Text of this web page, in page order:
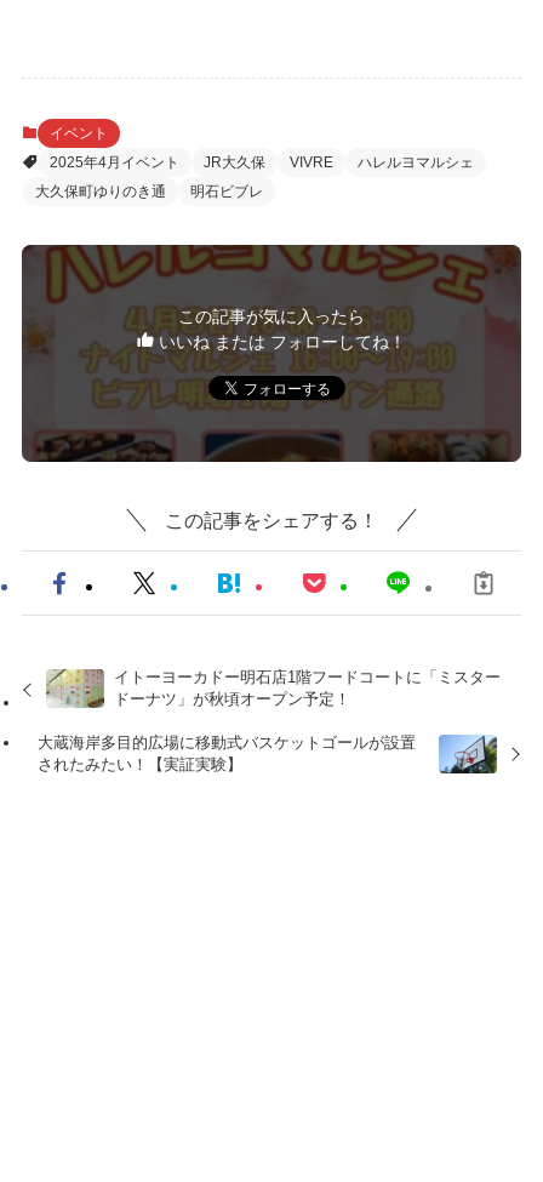
イベント
2025年4月イベント
JR大久保 VIVRE
ハレルヨマルシェ
大久保町ゆりのき通
明石ビブレ
この記事が気に入ったら
いいね または フォローしてね！
この記事をシェアする！
イトーヨーカドー明石店1階フードコートに「ミスター
ドーナツ」が秋頃オープン予定！
大蔵海岸多目的広場に移動式バスケットゴールが設置
されたみたい！【実証実験】